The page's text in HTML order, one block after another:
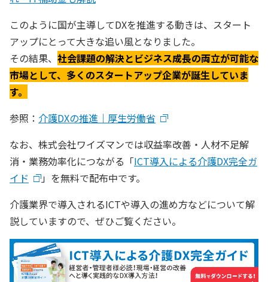
このように国が主導してDXを推進する動きは、スタート
アップにとって大きな追い風となりました。
その結果、 社会課題の解決とビジネス成長の両立が可能な
市場として、多くのスタートアップ企業が誕生していま
す。
参照： 介護DXの推進｜厚生労働省
なお、株式会社ワイズマンでは収益率改善・人材不足解
消・業務効率化につながる「ICT導入による介護DX完全ガ
イド
」を無料で配布中です。
介護業界で導入されるICTや導入の進め方などについて解
説していますので、ぜひご覧ください。